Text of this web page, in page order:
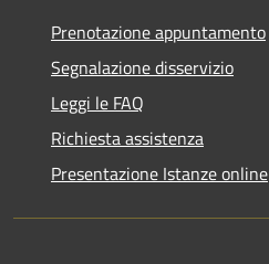
Prenotazione appuntamento
Segnalazione disservizio
Leggi le FAQ
Richiesta assistenza
Presentazione Istanze online